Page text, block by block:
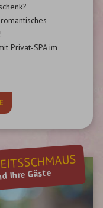
Privat-SPA im
Ihre Gäste